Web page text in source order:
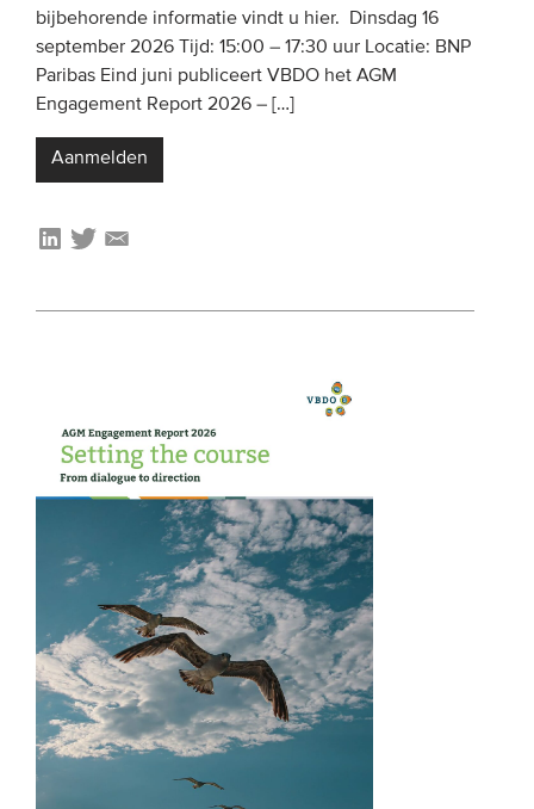
Van de VBDO
Van leden & partners
Onze leden
Team
Bestuur
Partners & netwerken
WAT WE DOEN
Engagement
Benchmarking
Kennisdeling
bijbehorende informatie vindt u hier. Dinsdag 16
september 2026 Tijd: 15:00 – 17:30 uur Locatie: BNP
Paribas Eind juni publiceert VBDO het AGM
Engagement Report 2026 – […]
Aanmelden